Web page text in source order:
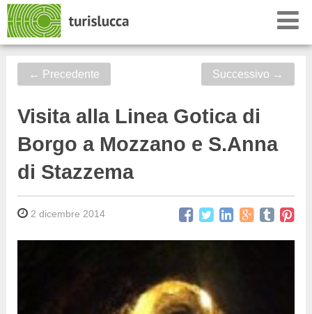
← Precedente Successivo →
Visita alla Linea Gotica di
Borgo a Mozzano e S.Anna
di Stazzema
2 dicembre 2014